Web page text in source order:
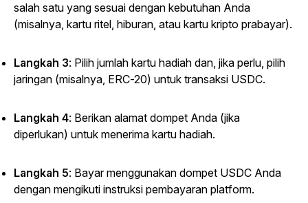
salah satu yang sesuai dengan kebutuhan Anda
(misalnya, kartu ritel, hiburan, atau kartu kripto prabayar).
Langkah 3: Pilih jumlah kartu hadiah dan, jika perlu, pilih
jaringan (misalnya, ERC-20) untuk transaksi USDC.
Langkah 4: Berikan alamat dompet Anda (jika
diperlukan) untuk menerima kartu hadiah.
Langkah 5: Bayar menggunakan dompet USDC Anda
dengan mengikuti instruksi pembayaran platform.